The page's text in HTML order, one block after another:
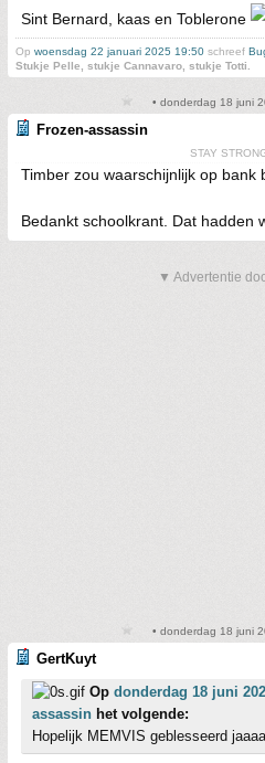
Sint Bernard, kaas en Toblerone
Op woensdag 22 januari 2025 19:50 schreef
Stukje Pelle, stukje Cannavaro, stukje Totti.
• donderdag 18 juni
Frozen-assassin
STAY
Timber zou waarschijnlijk op bank
Bedankt schoolkrant. Dat hadden
▼ Advertentie
• donderdag 18 juni
GertKuyt
Op donderdag 18 juni
assassin het volgende:
Hopelijk MEMVIS geblesseerd jaaaa